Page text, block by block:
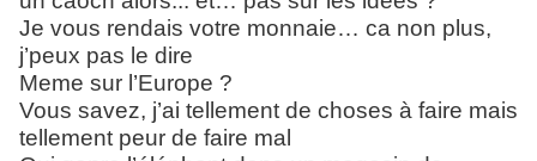
Je vous rendais votre monnaie… ca non plus,
j’peux pas le dire
Meme sur l’Europe ?
Vous savez, j’ai tellement de choses à faire mais
tellement peur de faire mal